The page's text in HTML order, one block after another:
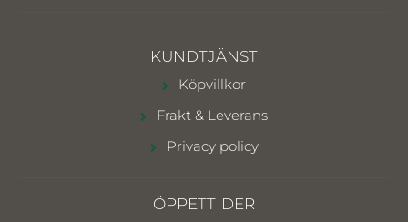
KUNDTJÄNST
Köpvillkor
Frakt & Leverans
Privacy policy
ÖPPETTIDER